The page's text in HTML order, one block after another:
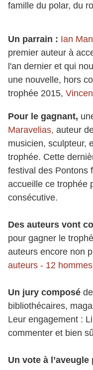
famille du polar, du
Un parrain : Ian
premier auteur à
l'an dernier et qui
une nouvelle, hors
trophée 2015,
Pour le gagnant,
Maravelias, auteur
musicien, sculpteur,
trophée. Cette
festival des Pontons
accueille ce trophée
consécutive.
Des auteurs vont
pour gagner le
auteurs encore non
auteurs - 12
Un jury composé
bibliothécaires,
Leur engagement :
commenter et bien
Un vote à l’aveugle